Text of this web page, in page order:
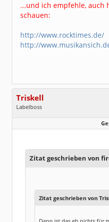
...und ich empfehle, auch
schauen:
http://www.rocktimes.de/
http://
Triskell
Labelboss
Geschlecht:
Alter:
68
Zitat geschrieben von
Zitat geschrieben von